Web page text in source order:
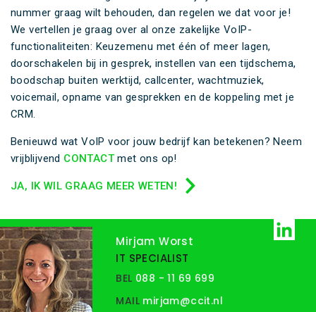
nummer graag wilt behouden, dan regelen we dat voor je!
We vertellen je graag over al onze zakelijke VoIP-
functionaliteiten: Keuzemenu met één of meer lagen,
doorschakelen bij in gesprek, instellen van een tijdschema,
boodschap buiten werktijd, callcenter, wachtmuziek,
voicemail, opname van gesprekken en de koppeling met je
CRM.
Benieuwd wat VoIP voor jouw bedrijf kan betekenen? Neem
vrijblijvend CONTACTmet ons op!
JA, IK WIL GRAAG MEER WETEN!
Mirjam Worst
IT SPECIALIST
BEL 088 - 11 69 699
MAILmirjam@ccit.nl